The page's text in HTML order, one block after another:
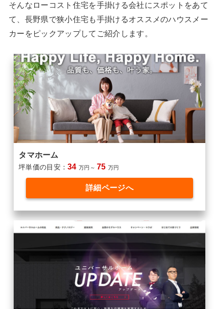
そんなローコスト住宅を手掛ける会社にスポットをあて
て、長野県で狭小住宅も手掛けるオススメのハウスメー
カーをピックアップしてご紹介します。
タマホーム
坪単価の目安：34 万円～ 75 万円
詳細ページへ